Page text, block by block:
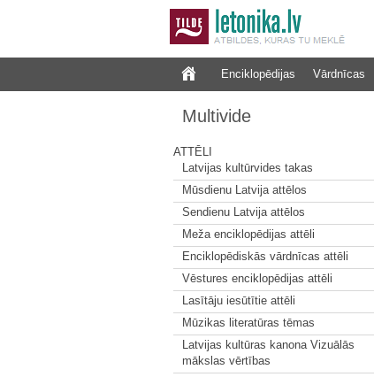
Enciklopēdijas Vārdnīcas
Multivide
ATTĒLI
Latvijas kultūrvides takas
Mūsdienu Latvija attēlos
Sendienu Latvija attēlos
Meža enciklopēdijas attēli
Enciklopēdiskās vārdnīcas attēli
Vēstures enciklopēdijas attēli
Lasītāju iesūtītie attēli
Mūzikas literatūras tēmas
Latvijas kultūras kanona Vizuālās
mākslas vērtības